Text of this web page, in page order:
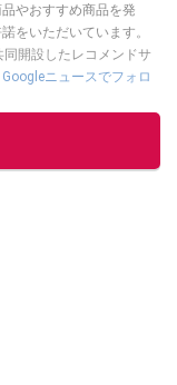
やおすすめ商品を発
をいただいています。
開設したレコメンドサ
Googleニュースでフォロ
トの他の記事を読む